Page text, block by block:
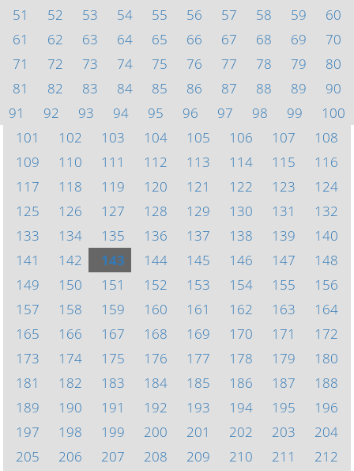
51
52 53 54 55 56 57 58 59
60
61
62 63 64 65 66 67 68 69
70
71
72 73 74 75 76 77 78 79
80
81
82 83 84 85 86 87 88 89
90
91
92 93 94 95 96 97 98 99
100
101
102 103 104 105 106 107
108
109
110 111 112 113 114 115
116
117
118 119 120 121 122 123
124
125
126 127 128 129 130 131
132
133
134 135 136 137 138 139
140
141
142 143 144 145 146 147
148
149
150 151 152 153 154 155
156
157
158 159 160 161 162 163
164
165
166 167 168 169 170 171
172
173
174 175 176 177 178 179
180
181
182 183 184 185 186 187
188
189
190 191 192 193 194 195
196
197
198 199 200 201 202 203
204
205
206 207 208 209 210 211
212